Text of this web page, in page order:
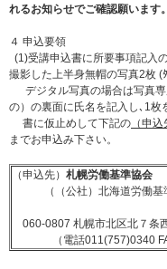
れるお知らせでご確認願います。
４ 申込要領
(1)受講申込書に所要事項記入
撮影した上半身無帽の写真2枚
デジタル写真の場合は写真専
の）の裏面に氏名を記入し､1枚
書に仮止めして下記の （申
までお申込み下さい。
（申込先） 札幌労働基準協会
（（公社）北海道労働
060-0807 札幌市北区北７条
（電話011(757)0340